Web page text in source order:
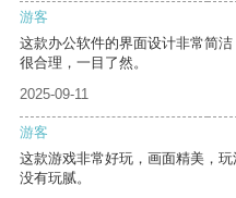
游客
这款办公软件的界面设计非常简
很合理，一目了然。
2025-09-11
游客
这款游戏非常好玩，画面精美，
没有玩腻。